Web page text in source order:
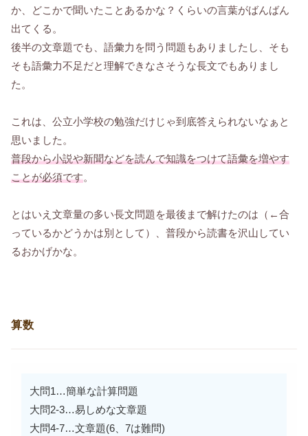
か、どこかで聞いたことあるかな？くらいの言葉がばんばん
出てくる。
後半の文章題でも、語彙力を問う問題もありましたし、そも
そも語彙力不足だと理解できなさそうな長文でもありまし
た。
これは、公立小学校の勉強だけじゃ到底答えられないなぁと
思いました。
普段から小説や新聞などを読んで知識をつけて語彙を増やす
ことが必須です。
とはいえ文章量の多い長文問題を最後まで解けたのは（←合
っているかどうかは別として）、普段から読書を沢山してい
るおかげかな。
算数
大問1…簡単な計算問題
大問2-3…易しめな文章題
大問4-7…文章題(6、7は難問)